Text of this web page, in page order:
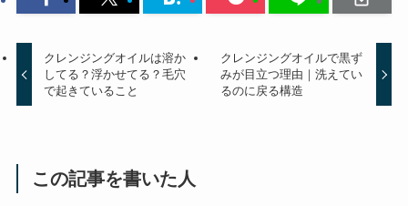
クレンジングオイルは溶か
してる？浮かせてる？毛穴
で起きていること
クレンジングオイルで黒ず
みが目立つ理由｜洗えてい
るのに戻る構造
この記事を書いた人